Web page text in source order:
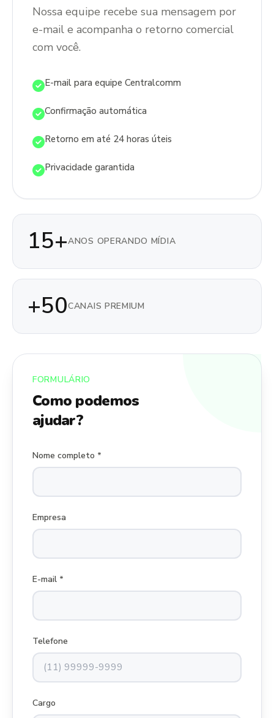
Nossa equipe recebe sua mensagem por
e-mail e acompanha o retorno comercial
com você.
E-mail para equipe Centralcomm
Confirmação automática
Retorno em até 24 horas úteis
Privacidade garantida
15+ANOS OPERANDO MÍDIA
+50CANAIS PREMIUM
FORMULÁRIO
Como podemos
ajudar?
Nome completo *
Empresa
E-mail *
Telefone
Cargo